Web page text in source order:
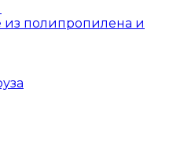
из полипропилена и